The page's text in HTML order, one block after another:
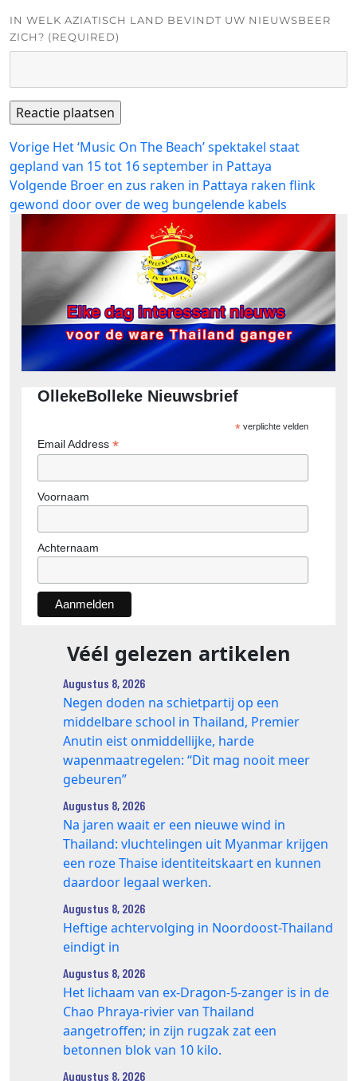
IN WELK AZIATISCH LAND BEVINDT UW NIEUWSBEER
ZICH? (REQUIRED)
Bericht
navigatie
Vorige Vorig
bericht:
Het ‘Music On The Beach’ spektakel staat
gepland van 15 tot 16 september in Pattaya
Volgende Volgend
bericht:
Broer en zus raken in Pattaya raken flink
gewond door over de weg bungelende kabels
OllekeBolleke Nieuwsbrief
*verplichte velden
Email Address *
Voornaam
Achternaam
Véél gelezen artikelen
Augustus 8, 2026
Negen doden na schietpartij op een
middelbare school in Thailand, Premier
Anutin eist onmiddellijke, harde
wapenmaatregelen: “Dit mag nooit meer
gebeuren”
Augustus 8, 2026
Na jaren waait er een nieuwe wind in
Thailand: vluchtelingen uit Myanmar krijgen
een roze Thaise identiteitskaart en kunnen
daardoor legaal werken.
Augustus 8, 2026
Heftige achtervolging in Noordoost-Thailand
eindigt in
Augustus 8, 2026
Het lichaam van ex-Dragon‑5‑zanger is in de
Chao Phraya‑rivier van Thailand
aangetroffen; in zijn rugzak zat een
betonnen blok van 10 kilo.
Augustus 8, 2026